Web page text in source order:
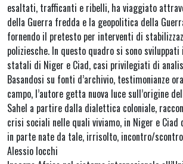
esaltati, trafficanti e ribelli, ha viaggiato
della Guerra fredda e la geopolitica della
fornendo il pretesto per interventi di
poliziesche. In questo quadro si sono
statali di Niger e Ciad, casi privilegiati di
Basandosi su fonti d’archivio, testimonianze
campo, l’autore getta nuova luce sull’origine
Sahel a partire dalla dialettica coloniale,
crisi sociali nelle quali viviamo, in Niger e Ciad
in parte nate da tale, irrisolto, incontro/
Alessio Iocchi